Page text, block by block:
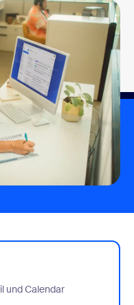
und Calendar
Mail und Calendar